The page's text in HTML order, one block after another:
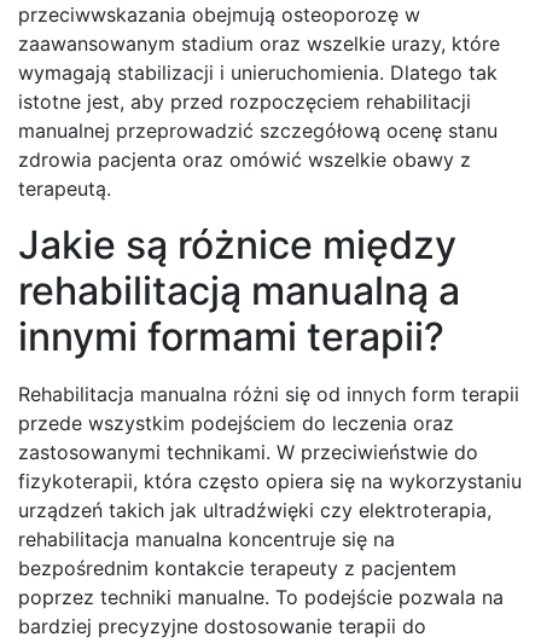
przeciwwskazania obejmują osteoporozę w
zaawansowanym stadium oraz wszelkie urazy, które
wymagają stabilizacji i unieruchomienia. Dlatego tak
istotne jest, aby przed rozpoczęciem rehabilitacji
manualnej przeprowadzić szczegółową ocenę stanu
zdrowia pacjenta oraz omówić wszelkie obawy z
terapeutą.
Jakie są różnice między
rehabilitacją manualną a
innymi formami terapii?
Rehabilitacja manualna różni się od innych form terapii
przede wszystkim podejściem do leczenia oraz
zastosowanymi technikami. W przeciwieństwie do
fizykoterapii, która często opiera się na wykorzystaniu
urządzeń takich jak ultradźwięki czy elektroterapia,
rehabilitacja manualna koncentruje się na
bezpośrednim kontakcie terapeuty z pacjentem
poprzez techniki manualne. To podejście pozwala na
bardziej precyzyjne dostosowanie terapii do